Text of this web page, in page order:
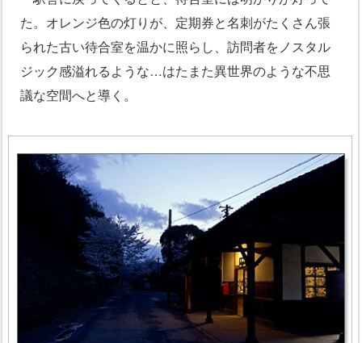
た。オレンジ色の灯りが、定期券と名刺がたくさん張
られた古い待合室を温かに照らし、訪問者をノスタル
ジック感溢れるような…はたまた異世界のような不思
議な空間へと導く。